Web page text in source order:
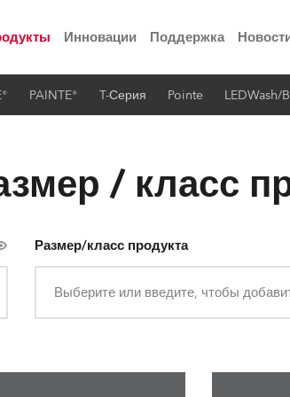
по
Road
Инновации Поддержка
PAINTE® T-Серия Pointe LEDWash/
/ класс
Размер/класс продукта
Выберите или введите, чтобы